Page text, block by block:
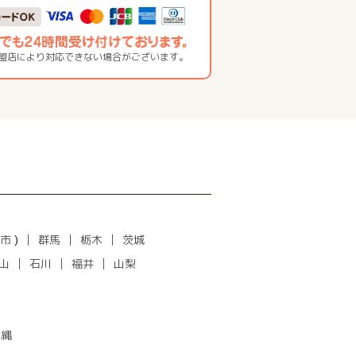
により対応できない場合がございます。
) 群馬 栃木
茨城
石川 福井 山梨